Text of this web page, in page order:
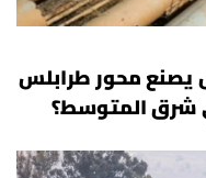
يصنع محور طرابلس
شرق المتوسط؟